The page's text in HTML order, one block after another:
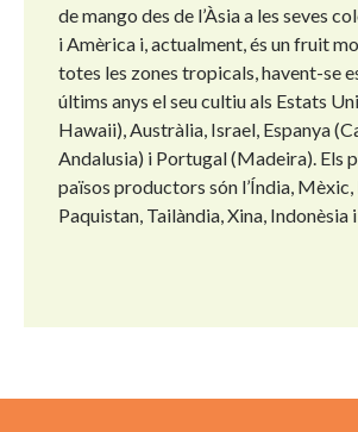
de mango des de l’Àsia a les seves
i Amèrica i, actualment, és un fruit
totes les zones tropicals, havent-se
últims anys el seu cultiu als Estats
Hawaii), Austràlia, Israel, Espanya
Andalusia) i Portugal (Madeira). Els
països productors són l’Índia, Mèxic,
Paquistan, Tailàndia, Xina, Indonèsia